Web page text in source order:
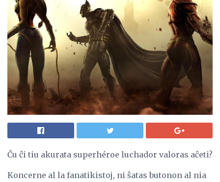
Ĉu ĉi tiu akurata superhéroe luchador valoras aĉeti?
Koncerne al la fanatikistoj, ni ŝatas butonon al nia